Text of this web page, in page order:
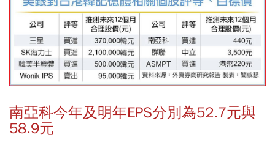
南亞科今年及明年EPS分別為52.7元與
58.9元